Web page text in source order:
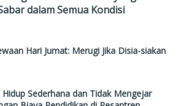
dalam Semua Kondisi
Hari Jumat: Merugi Jika Disia-siakan
Sederhana dan Tidak Mengejar